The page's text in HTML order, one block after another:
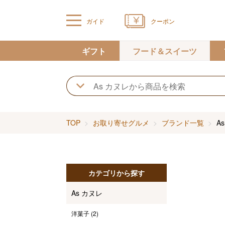
ガイド クーポン
ギフト フード＆スイーツ
TOP お取り寄せグルメ ブランド一覧
カテゴリから探す
As カヌレ
洋菓子 (2)